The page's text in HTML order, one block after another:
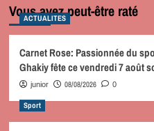
Vous avez peut-être raté
ACTUALITES
Carnet Rose: Passionnée du
Ghakiy fête ce vendredi 7 août
junior 08/08/2026 0
Sport